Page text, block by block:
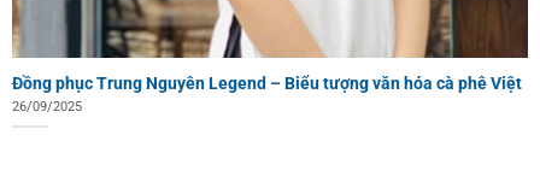
Đồng phục Trung Nguyên Legend – Biểu tượng văn hóa cà phê Việt
26/09/2025